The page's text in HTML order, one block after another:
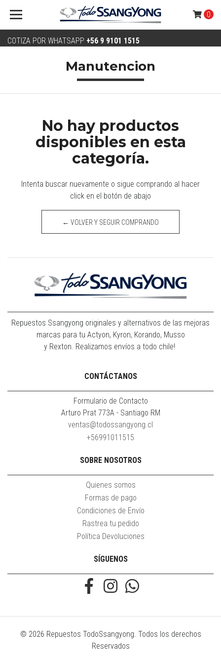
COTIZA POR WHATSAPP +56 9 9101 1515
0
Manutencion
No hay productos
disponibles en esta
categoría.
Intenta buscar nuevamente o sigue comprando al hacer
click en el botón de abajo
← VOLVER Y SEGUIR COMPRANDO
Repuestos Ssangyong originales y alternativos de las mejoras
marcas para tu Actyon, Kyron, Korando, Musso
y Rexton. Realizamos envíos a todo chile!
CONTÁCTANOS
Formulario de Contacto
Arturo Prat 773A - Santiago RM
ventas@todossangyong.cl
+56991011515
SOBRE NOSOTROS
Quienes somos
Formas de pago
Condiciones de Envío
Rastrea tu pedido
Política Devoluciones
SÍGUENOS
© 2026 Repuestos TodoSsangyong. Todos los derechos
Reservados